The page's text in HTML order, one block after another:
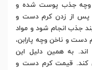
وچه جذب پوست شده و
پس از زدن کرم دست و
جذب انجام شود و مواد
دست و ناخن وچه پارابن،
به همین دلیل این
کند. قیمت کرم دست و